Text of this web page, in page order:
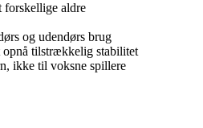
forskellige aldre
og udendørs brug
opnå tilstrækkelig stabilitet
ikke til voksne spillere